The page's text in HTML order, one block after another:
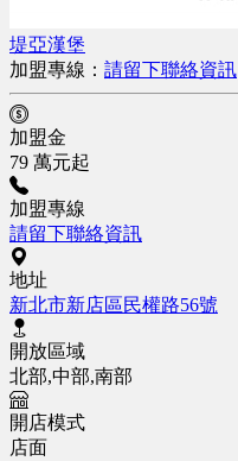
堤亞漢堡
加盟專線： 請留下聯絡資訊
加盟金
79 萬元起
加盟專線
請留下聯絡資訊
地址
新北市新店區民權路56號
開放區域
北部,中部,南部
開店模式
店面